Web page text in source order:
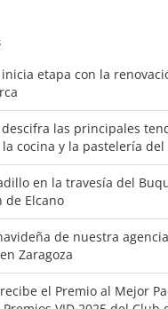
etapa con la
descifra las principales
cocina y la pastelería del
en la travesía del
de Elcano
de nuestra
Zaragoza
el Premio al Mejor